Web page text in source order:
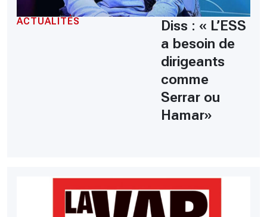
ACTUALITÉS
Diss : « L’ESS
a besoin de
dirigeants
comme
Serrar ou
Hamar»